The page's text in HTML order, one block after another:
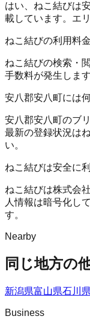
はい、ねこ結びは
載しています。エ
ねこ結びの利用料
ねこ結びの検索・
手数料が発生します
安八郡安八町には
安八郡安八町のブ
最新の登録状況は
い。
ねこ結びは安全に
ねこ結びは株式会
人情報は暗号化し
す。
Nearby
同じ地方の
新潟県富山県石川県
Business